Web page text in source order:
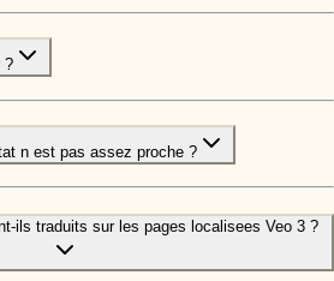
?
n est pas assez proche ?
ils traduits sur les pages localisees Veo 3 ?